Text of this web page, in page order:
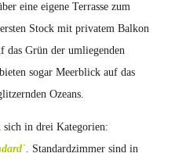
eine eigene Terrasse zum
Stock mit privatem Balkon
Grün der umliegenden
sogar Meerblick auf das
Ozeans.
in drei Kategorien:
. Standardzimmer sind in